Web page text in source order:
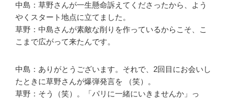
中島：草野さんが一生懸命訴えてくださったから、よう
やくスタート地点に立てました。
草野：中島さんが素敵な削りを作っているからこそ、こ
こまで広がって来たんです。
中島：ありがとうございます。それで、2回目にお会いし
たときに草野さんが爆弾発言を （笑）。
草野：そう（笑）。「パリに一緒にいきませんか」っ